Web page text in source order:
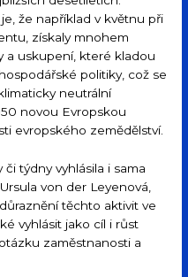
že například v květnu při
získaly mnohem
a uskupení, které kladou
politiky, což se
neutrální
novou Evropskou
evropského zemědělství.
týdny vyhlásila i sama
von der Leyenová,
těchto aktivit ve
vyhlásit jako cíl i růst
zaměstnanosti a